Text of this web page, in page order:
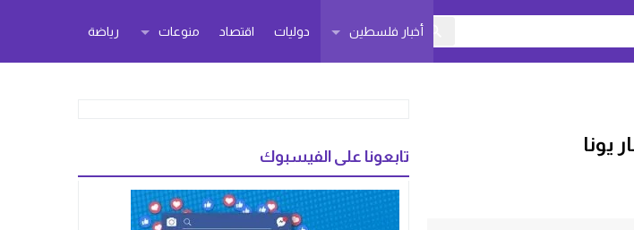
أخبار فلسطين دوليات اقتصاد منوعات رياضة
تابعونا على الفيسبوك